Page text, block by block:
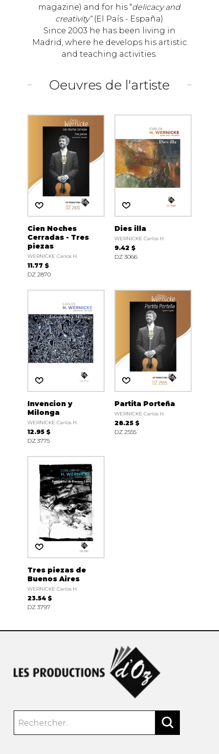
magazine) and for his “delicacy and
creativity”(El País - España)
Since 2003 he has been living in
Madrid, where he develops his artistic
and teaching activities.
Oeuvres de l'artiste
Cien Noches
Cerradas - Tres
piezas
WERNICKE Carlos H.
11.77 $
DZ 2870
Dies illa
WERNICKE Carlos H.
9.42 $
DZ 3066
Invencion y
Milonga
WERNICKE Carlos H.
12.95 $
DZ 3775
Partita Porteña
WERNICKE Carlos H.
28.25 $
DZ 2555
Tres piezas de
Buenos Aires
WERNICKE Carlos H.
23.54 $
DZ 3797